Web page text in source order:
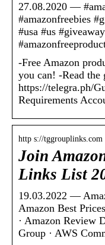
27.08.2020 —
#amazonfreebies
#usa #us
-Free Amazon
you can! -Read
https://telegra.ph/
Requirements
http s://
Join
Links List
19.03.2022 —
Amazon Best
· Amazon Review
Group · AWS